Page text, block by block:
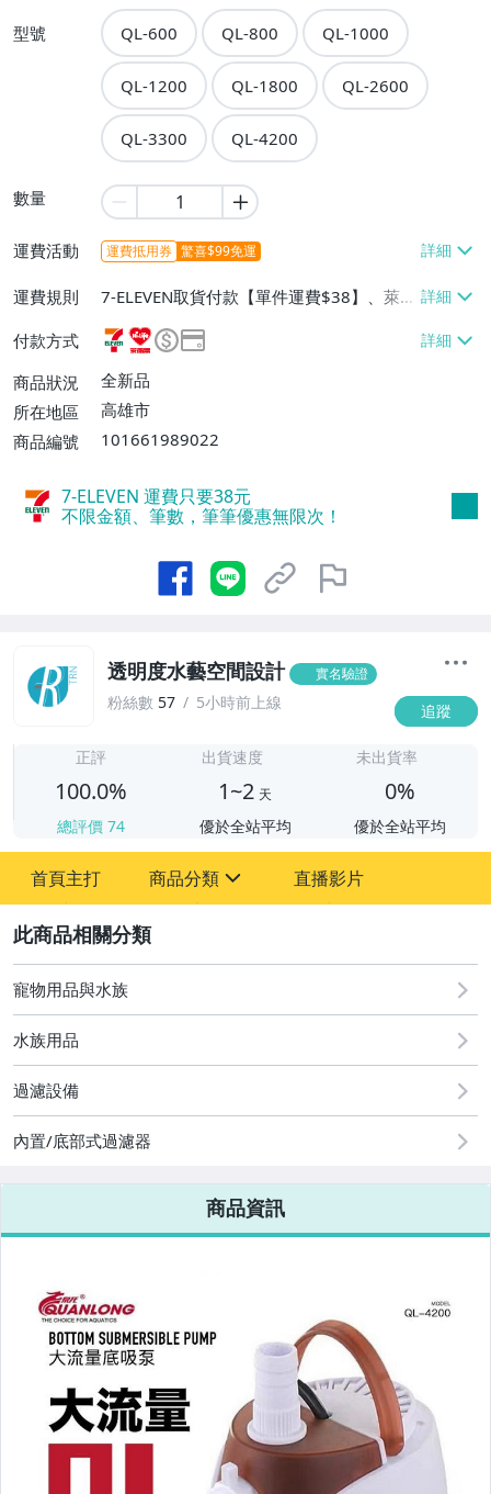
型號 QL-600 QL-800 QL-1000
QL-1200 QL-1800 QL-2600
QL-3300 QL-4200
數量
運費活動 運費抵用券 驚喜$99免運
運費規則
7-ELEVEN取貨付款【單件運費$38】、萊爾
富取貨付款【單件運費$60】、宅配/貨運
【單件運費$170】、面交/自取/不寄送【免
運費】
付款方式
商品狀況
全新品
所在地區
高雄市
商品編號
101661989022
7-ELEVEN 運費只要38元
不限金額、筆數，筆筆優惠無限次！
透明度水藝空間設計 實名驗證
粉絲數 57 5小時前上線 追蹤
正評
100.0%
總評價 74
出貨速度
1~2 天
優於全站平均
未出貨率
0%
優於全站平均
首頁主打 商品分類
寵物用品與水族
手機、配件與通訊
家電與影音視聽
直播影片
寵物用品與水族
水族用品
過濾設備
內置/底部式過濾器
商品資訊